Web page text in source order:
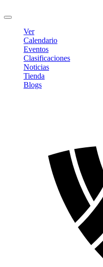
Ver
Calendario
Eventos
Clasificaciones
Noticias
Tienda
Blogs